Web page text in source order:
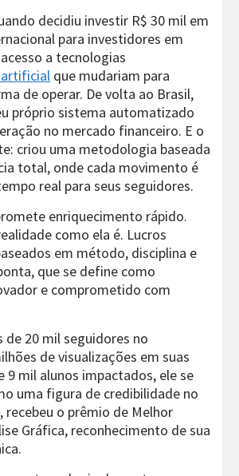
decidiu investir R$ 30 mil em
para investidores em
a tecnologias
que mudariam para
de operar. De volta ao Brasil,
próprio sistema automatizado
no mercado financeiro. E o
criou uma metodologia baseada
total, onde cada movimento é
real para seus seguidores.
enriquecimento rápido.
como ela é. Lucros
em método, disciplina e
que se define como
e comprometido com
de 20 mil seguidores no
de visualizações em suas
9 mil alunos impactados, ele se
uma figura de credibilidade no
recebeu o prêmio de Melhor
Gráfica, reconhecimento de sua